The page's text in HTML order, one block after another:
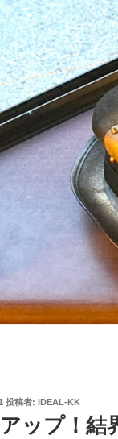
投稿者: IDEAL-KK
ップ！結